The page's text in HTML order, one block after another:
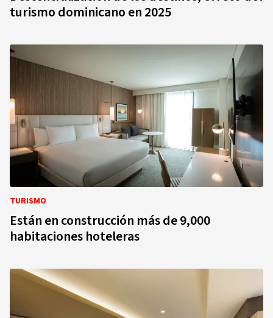
turismo dominicano en 2025
TURISMO
Están en construcción más de 9,000
habitaciones hoteleras